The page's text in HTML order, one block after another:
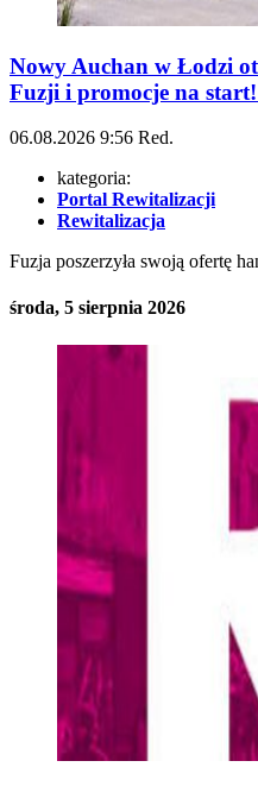
Nowy Auchan w Łodzi
Fuzji i promocje na
06.08.2026 9:56 Red.
kategoria:
Portal Rewitalizacji
Rewitalizacja
Fuzja poszerzyła swoją ofertę
środa, 5 sierpnia 2026